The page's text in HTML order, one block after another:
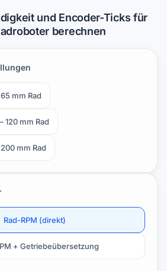
und Encoder-Ticks für
berechnen
mm Rad
mm Rad
mm Rad
Rad-RPM (direkt)
+ Getriebeübersetzung